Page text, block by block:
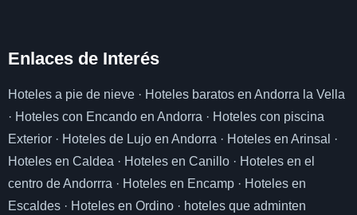
Enlaces de Interés
Hoteles a pie de nieve · Hoteles baratos en Andorra la Vella
· Hoteles con Encando en Andorra · Hoteles con piscina
Exterior · Hoteles de Lujo en Andorra · Hoteles en Arinsal
·
Hoteles en Caldea · Hoteles en Canillo · Hoteles en el
centro de Andorrra · Hoteles en Encamp · Hoteles en
Escaldes · Hoteles en Ordino · hoteles que adminten